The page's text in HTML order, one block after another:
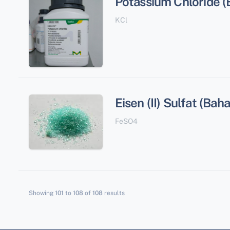
KCl
Eisen (II) Sulfat
FeSO4
Showing 101 to 108 of 108 results